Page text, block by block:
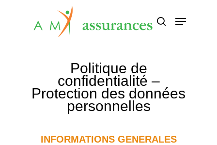
ou sur ESC pour fermer
Politique de
confidentialité –
Protection des données
personnelles
INFORMATIONS GENERALES